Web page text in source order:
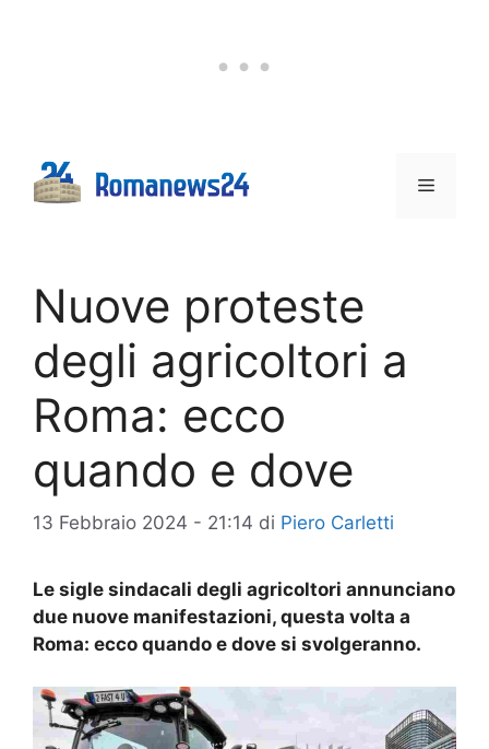
Menu
Nuove proteste
degli agricoltori a
Roma: ecco
quando e dove
13 Febbraio 2024 - 21:14 di Piero Carletti
Le sigle sindacali degli agricoltori annunciano
due nuove manifestazioni, questa volta a
Roma: ecco quando e dove si svolgeranno.